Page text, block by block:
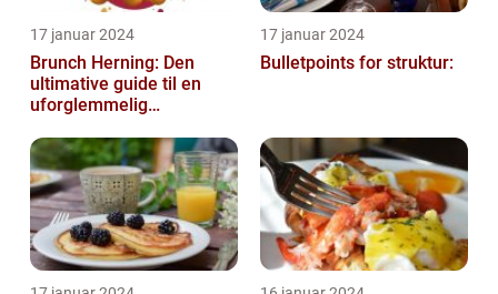
17 januar 2024
Brunch Herning: Den
ultimative guide til en
uforglemmelig
17 januar 2024
Bulletpoints for struktur: